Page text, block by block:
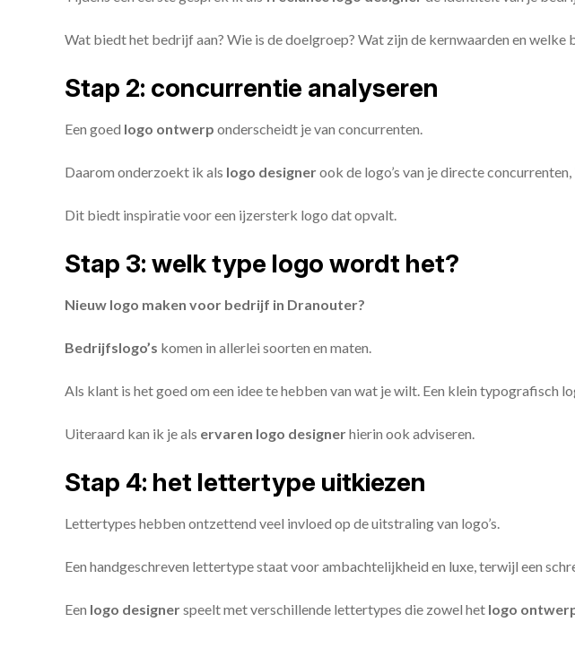
Wat biedt het bedrijf aan? Wie is de doelgroep? Wat zijn de kernwaarden en
Stap 2: concurrentie analyseren
Een goed logo ontwerp onderscheidt je van concurrenten.
Daarom onderzoekt ik als logo designerook de logo’s van je directe
Dit biedt inspiratie voor een ijzersterk logo dat opvalt.
Stap 3: welk type logo wordt het?
Nieuw logo maken voor bedrijf in Dranouter?
Bedrijfslogo’s komen in allerlei soorten en maten.
Als klant is het goed om een idee te hebben van wat je wilt. Een klein
Uiteraard kan ik je als ervaren logo designerhierin ook adviseren.
Stap 4: het lettertype uitkiezen
Lettertypes hebben ontzettend veel invloed op de uitstraling van logo’s.
Een handgeschreven lettertype staat voor ambachtelijkheid en luxe, terwijl een
Een logo designerspeelt met verschillende lettertypes die zowel het logo